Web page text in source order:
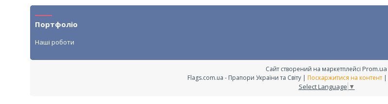
Портфоліо
Наші роботи
Сайт створений на маркетплейсі Prom.ua
Flags.com.ua - Прапори України та Світу | Поскаржитися на контент |
Select Language ▼